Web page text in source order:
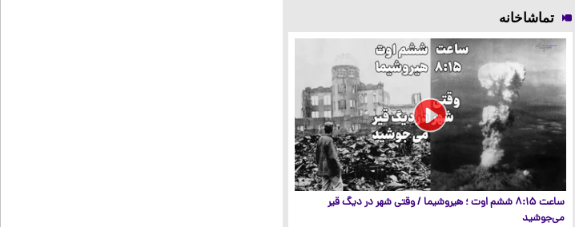
تماشاخانه
ساعت ۸:۱۵ ششم اوت ؛ هیروشیما / وقتی شهر در دیگ قیر
می‌جوشید